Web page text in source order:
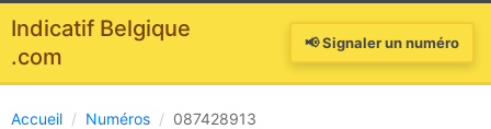
Indicatif Belgique
.com
📢 Signaler un numéro
Accueil / Numéros / 087428913